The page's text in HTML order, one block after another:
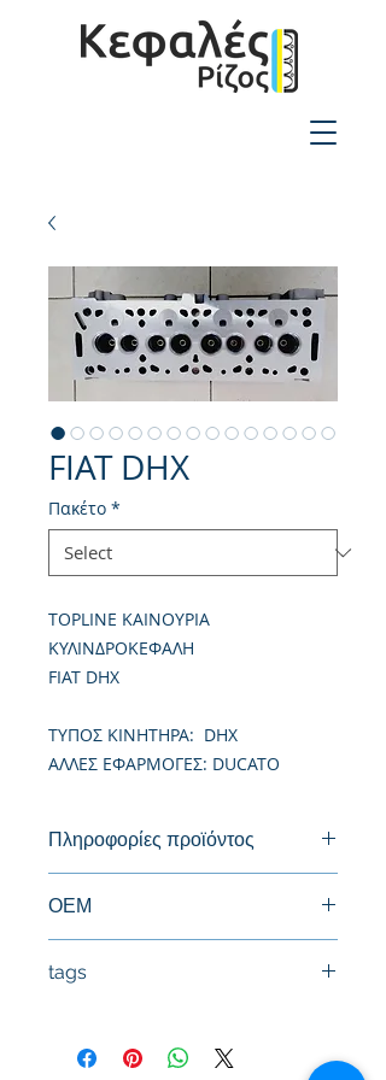
FIAT DHX
Πακέτο *
TOPLINE ΚΑΙΝΟΥΡΙΑ
ΚΥΛΙΝΔΡΟΚΕΦΑΛΗ
FIAT DHX
TΥΠΟΣ ΚΙΝΗΤΗΡΑ: DHX
ΑΛΛΕΣ ΕΦΑΡΜΟΓΕΣ: DUCATO
Πληροφορίες προϊόντος
ΟΕΜ
tags
#Κυλινδροκεφαλή #Κεφαλάρι
#TPTOPLINE